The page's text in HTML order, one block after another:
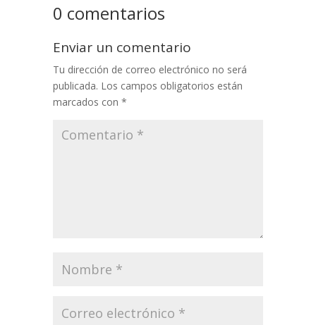
0 comentarios
Enviar un comentario
Tu dirección de correo electrónico no será
publicada. Los campos obligatorios están
marcados con *